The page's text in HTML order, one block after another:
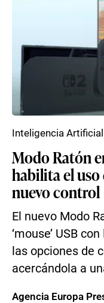
Modo Ratón
habilita el uso
nuevo control
El nuevo Modo
‘mouse’ USB
las opciones de
acercándola a
Inteligencia Artificial
Agencia Europa